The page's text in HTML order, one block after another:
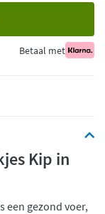
Betaal met
Kip in
een gezond voer,